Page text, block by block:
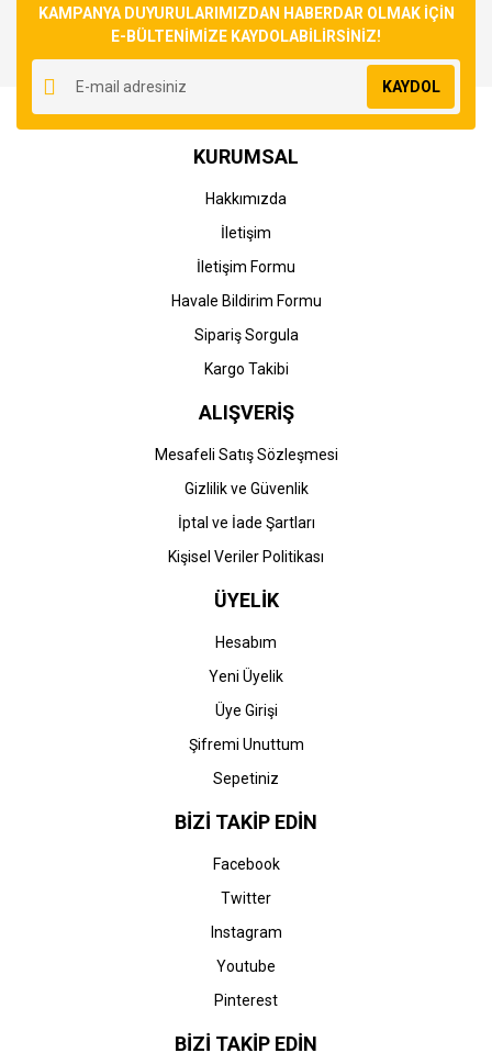
Yorum Yaz
Görüş ve önerileriniz için teşekkür ederiz.
Ürün resmi kalitesiz, bozuk veya görüntülenemiyor.
Ürün açıklamasında eksik bilgiler bulunuyor.
Ürün bilgilerinde hatalar bulunuyor.
Ürün fiyatı diğer sitelerden daha pahalı.
Gönder
KAMPANYA DUYURULARIMIZDAN HABERDAR OLMAK İÇİN
E-BÜLTENİMİZE KAYDOLABİLİRSİNİZ!
KAYDOL
KURUMSAL
Hakkımızda
İletişim
İletişim Formu
Havale Bildirim Formu
Sipariş Sorgula
Kargo Takibi
ALIŞVERİŞ
Mesafeli Satış Sözleşmesi
Gizlilik ve Güvenlik
İptal ve İade Şartları
Kişisel Veriler Politikası
ÜYELİK
Hesabım
Yeni Üyelik
Üye Girişi
Şifremi Unuttum
Sepetiniz
BİZİ TAKİP EDİN
Facebook
Twitter
Instagram
Youtube
Pinterest
BİZİ TAKİP EDİN